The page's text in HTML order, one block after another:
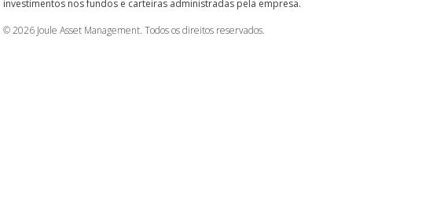
investimentos nos fundos e carteiras administradas pela empresa.
© 2026 Joule Asset Management. Todos os direitos reservados.